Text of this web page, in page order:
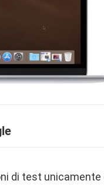
di test unicamente